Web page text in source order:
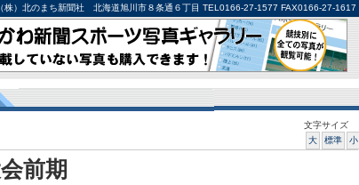
（株）北のまち新聞社 北海道旭川市８条通６丁目 TEL0166-27-1577 FAX0166-27-1617
文字サイズ
大
標準 小
前期